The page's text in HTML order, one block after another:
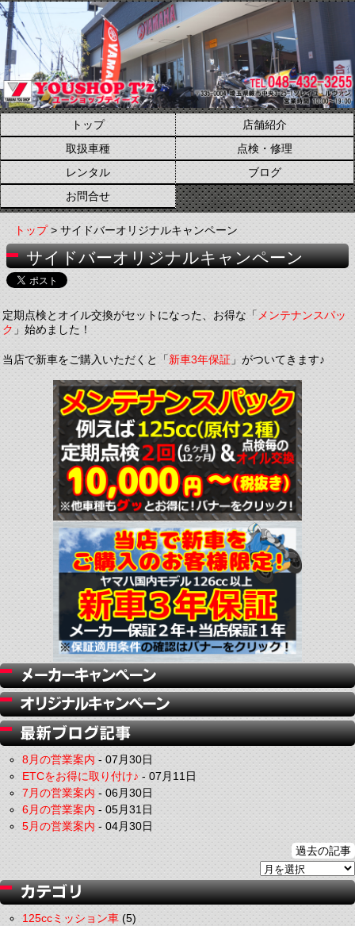
トップ
店舗紹介
取扱車種
点検・修理
レンタル
ブログ
お問合せ
トップ> サイドバーオリジナルキャンペーン
サイドバーオリジナルキャンペーン
定期点検とオイル交換がセットになった、お得な「メンテナンスパッ
ク」始めました！
当店で新車をご購入いただくと「新車3年保証」がついてきます♪
8月の営業案内-07月30日
ETCをお得に取り付け♪-07月11日
7月の営業案内-06月30日
6月の営業案内-05月31日
5月の営業案内-04月30日
過去の記事
125ccミッション車(5)